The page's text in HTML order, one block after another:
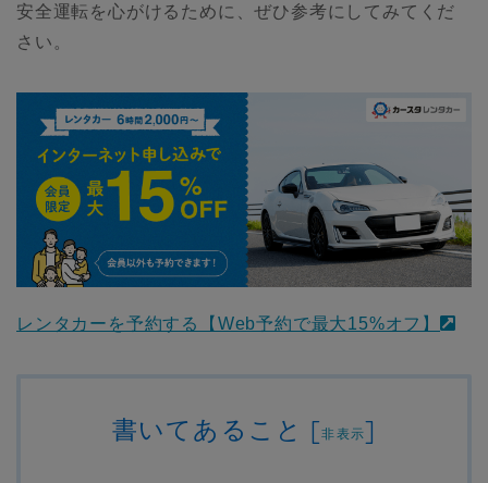
安全運転を心がけるために、ぜひ参考にしてみてくだ
さい。
レンタカーを予約する【Web予約で最大15%オフ】
書いてあること [非表示]